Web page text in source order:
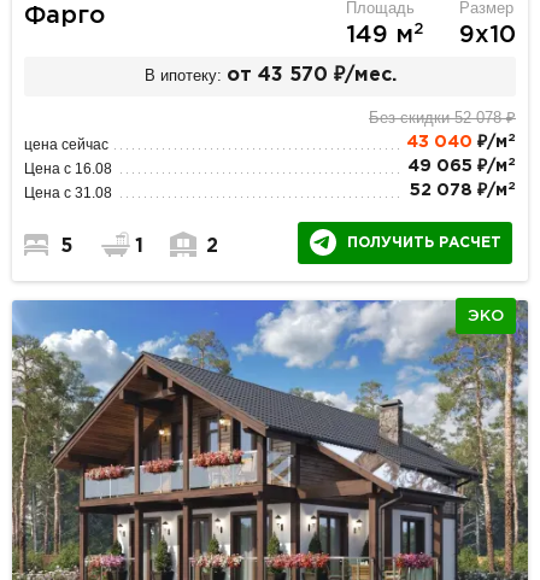
Фарго Площадь
149 м2
Размер
9х10
В ипотеку: от 43 570 ₽/мес.
Без скидки 52 078 ₽
цена сейчас 43 040 ₽/м 2
Цена с 16.08 49 065 ₽/м 2
Цена с 31.08 52 078 ₽/м 2
5 1 2 ПОЛУЧИТЬ РАСЧЕТ
ЭКО